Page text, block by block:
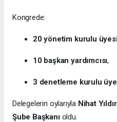
Kongrede:
20 yönetim kurulu
10 başkan yardımcısı,
3 denetleme kurulu
Delegelerin oylarıyla Nihat
Şube Başkanıoldu.